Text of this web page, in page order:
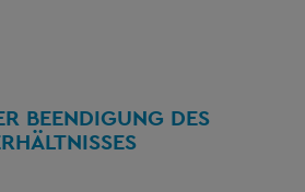
BEENDIGUNG DES